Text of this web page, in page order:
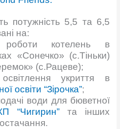
потужність 5,5 та 6,5
на:
роботи котелень в
«Сонечко» (с.Тіньки)
(с.Рацеве);
укриття в
освіти “Зірочка”;
води для бюветної
“Чигирин” та інших